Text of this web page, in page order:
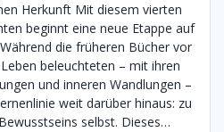
Herkunft Mit diesem vierten
beginnt eine neue Etappe auf
die früheren Bücher vor
beleuchteten – mit ihren
und inneren Wandlungen –
weit darüber hinaus: zu
selbst. Dieses…